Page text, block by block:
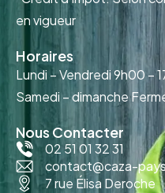
en vigueur
Horaires
Lundi – Vendredi9h00 –
Samedi – dimanche
Nous Contacter
02 51 01 32 31
contact@caza-
7 rue Élisa Deroche